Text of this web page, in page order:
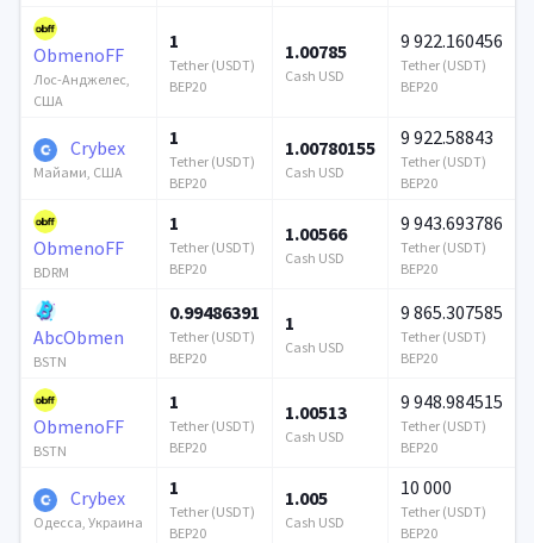
ObmenoFF
Лос-Анджелес,
США
1
Tether (USDT)
BEP20
1.00785
Cash USD
9 922.160456
Tether (USDT)
BEP20
Crybex
Майами, США
1
Tether (USDT)
BEP20
1.00780155
Cash USD
9 922.58843
Tether (USDT)
BEP20
ObmenoFF
BDRM
1
Tether (USDT)
BEP20
1.00566
Cash USD
9 943.693786
Tether (USDT)
BEP20
AbcObmen
BSTN
0.99486391
Tether (USDT)
BEP20
1
Cash USD
9 865.307585
Tether (USDT)
BEP20
ObmenoFF
BSTN
1
Tether (USDT)
BEP20
1.00513
Cash USD
9 948.984515
Tether (USDT)
BEP20
Crybex
Одесса, Украина
1
Tether (USDT)
BEP20
1.005
Cash USD
10 000
Tether (USDT)
BEP20